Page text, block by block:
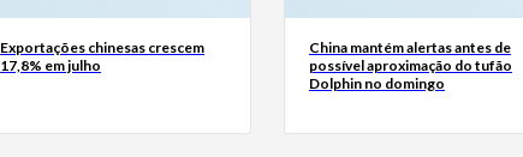
Exportações chinesas crescem
17,8% em julho
China mantém alertas antes de
possível aproximação do tufão
Dolphin no domingo